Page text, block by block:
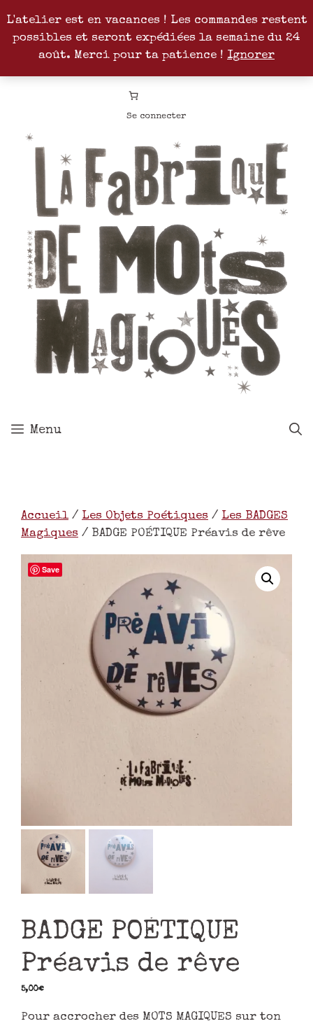
L'atelier est en vacances ! Les commandes restent
possibles et seront expédiées la semaine du 24
août. Merci pour ta patience ! Ignorer
InstagramPinterest Patreon
Se connecter
Menu
Accueil/ Les Objets Poétiques / Les BADGES
Magiques / BADGE POÉTIQUE Préavis de rêve
Save
BADGE POÉTIQUE
Préavis de rêve
5,00€
Pour accrocher des MOTS MAGIQUES sur ton